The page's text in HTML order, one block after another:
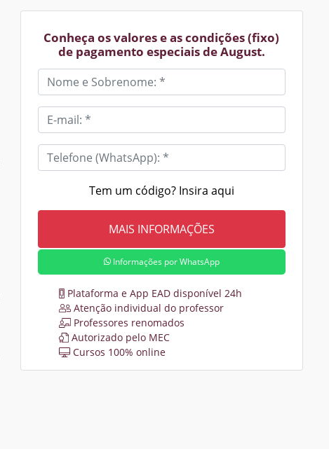
Conheça os valores e as condições (fixo)
de pagamento especiais de August.
Tem um código? Insira aqui
Informações por WhatsApp
Plataforma e App EAD disponível 24h
Atenção individual do professor
Professores renomados
Autorizado pelo MEC
Cursos 100% online